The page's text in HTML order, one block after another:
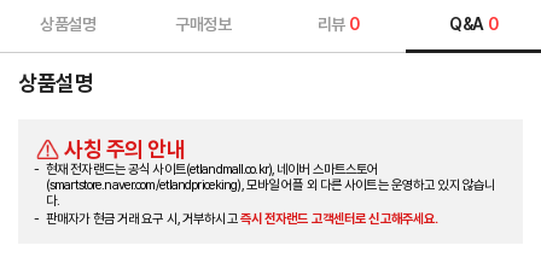
상품설명 구매정보 리뷰 0 Q&A 0
상품설명
사칭 주의 안내
현재 전자랜드는 공식 사이트(etlandmall.co.kr), 네이버 스마트스토어
(smartstore.naver.com/etlandpriceking), 모바일 어플 외 다른 사이트는 운영하고 있지 않습니
다.
판매자가 현금 거래 요구 시, 거부하시고즉시 전자랜드 고객센터로 신고해주세요.